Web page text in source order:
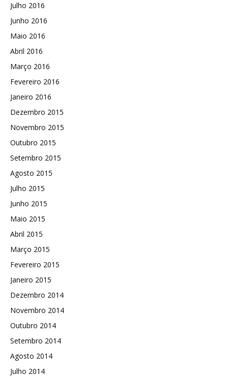
Julho 2016
Junho 2016
Maio 2016
Abril 2016
Março 2016
Fevereiro 2016
Janeiro 2016
Dezembro 2015
Novembro 2015
Outubro 2015
Setembro 2015
Agosto 2015
Julho 2015
Junho 2015
Maio 2015
Abril 2015
Março 2015
Fevereiro 2015
Janeiro 2015
Dezembro 2014
Novembro 2014
Outubro 2014
Setembro 2014
Agosto 2014
Julho 2014